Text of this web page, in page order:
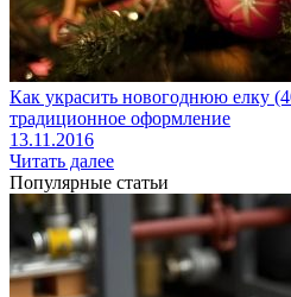
Как украсить новогоднюю елку
традиционное оформление
13.11.2016
Читать далее
Популярные статьи